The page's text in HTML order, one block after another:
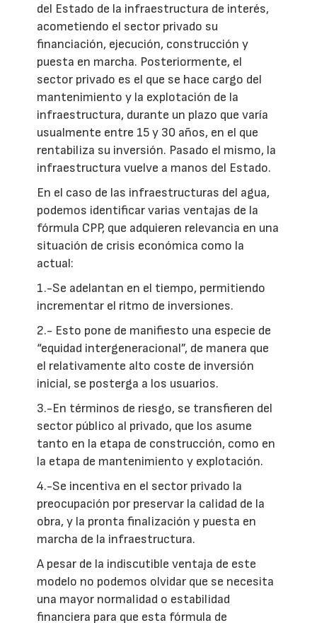
del Estado de la infraestructura de interés,
acometiendo el sector privado su
financiación, ejecución, construcción y
puesta en marcha. Posteriormente, el
sector privado es el que se hace cargo del
mantenimiento y la explotación de la
infraestructura, durante un plazo que varía
usualmente entre 15 y 30 años, en el que
rentabiliza su inversión. Pasado el mismo, la
infraestructura vuelve a manos del Estado.
En el caso de las infraestructuras del agua,
podemos identificar varias ventajas de la
fórmula CPP, que adquieren relevancia en una
situación de crisis económica como la
actual:
1.-Se adelantan en el tiempo, permitiendo
incrementar el ritmo de inversiones.
2.- Esto pone de manifiesto una especie de
“equidad intergeneracional”, de manera que
el relativamente alto coste de inversión
inicial, se posterga a los usuarios.
3.-En términos de riesgo, se transfieren del
sector público al privado, que los asume
tanto en la etapa de construcción, como en
la etapa de mantenimiento y explotación.
4.-Se incentiva en el sector privado la
preocupación por preservar la calidad de la
obra, y la pronta finalización y puesta en
marcha de la infraestructura.
A pesar de la indiscutible ventaja de este
modelo no podemos olvidar que se necesita
una mayor normalidad o estabilidad
financiera para que esta fórmula de